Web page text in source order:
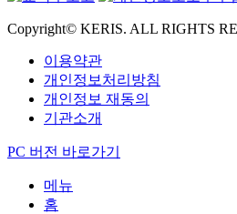
Copyright© KERIS. ALL RIGHTS
이용약관
개인정보처리방침
개인정보 재동의
기관소개
PC 버전 바로가기
메뉴
홈